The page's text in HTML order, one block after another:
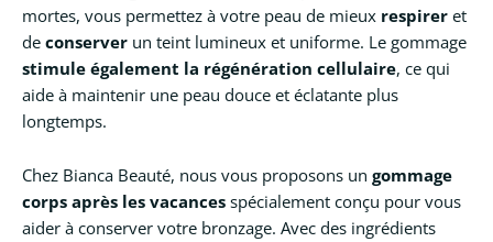
mortes, vous permettez à votre peau de mieux respirer et
de conserver un teint lumineux et uniforme. Le gommage
stimule également la régénération cellulaire, ce qui
aide à maintenir une peau douce et éclatante plus
longtemps.
Chez Bianca Beauté, nous vous proposons un gommage
corps après les vacances spécialement conçu pour vous
aider à conserver votre bronzage. Avec des ingrédients